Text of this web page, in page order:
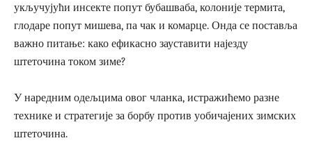
укључујући инсекте попут бубашваба, колоније термита,
глодаре попут мишева, па чак и комарце. Онда се поставља
важно питање: како ефикасно зауставити најезду
штеточина током зиме?
У наредним одељцима овог чланка, истражићемо разне
технике и стратегије за борбу против уобичајених зимских
штеточина.